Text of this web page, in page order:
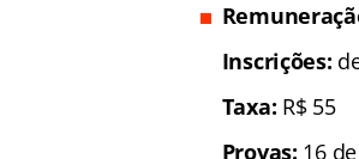
Inscrições:
Taxa: R$ 55
Provas: 16